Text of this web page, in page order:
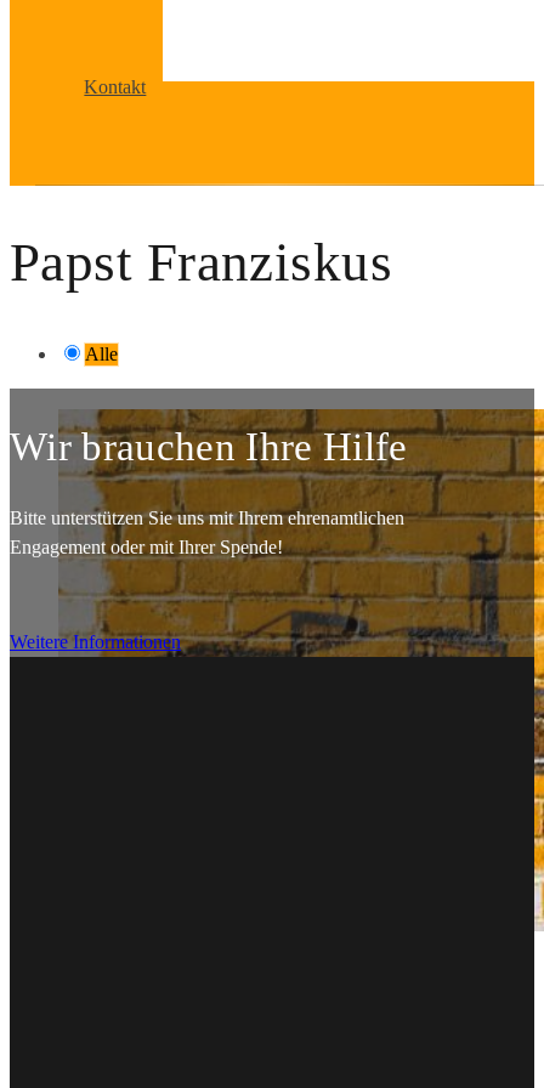
Kontakt
Papst Franziskus
Alle
Wir brauchen Ihre Hilfe
Bitte unterstützen Sie uns mit Ihrem ehrenamtlichen
Engagement oder mit Ihrer Spende!
Weitere Informationen